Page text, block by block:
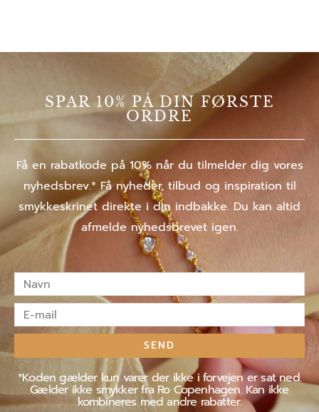
SPAR 10% PÅ DIN FØRSTE
ORDRE
Få en rabatkode på 10% når du tilmelder dig vores
nyhedsbrev.* Få nyheder, tilbud og inspiration til
smykkeskrinet direkte i din indbakke. Du kan altid
afmelde nyhedsbrevet igen.
Navn
E-
mail
SEND
*Koden gælder kun varer der ikke i forvejen er sat ned.
Gælder ikke smykker fra Ro Copenhagen. Kan ikke
kombineres med andre rabatter.